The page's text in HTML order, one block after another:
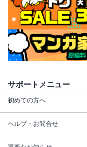
サポートメニュー
初めての方へ
ヘルプ・お問合せ